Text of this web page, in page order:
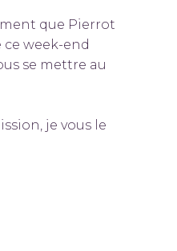
que Pierrot
week-end
se mettre au
je vous le